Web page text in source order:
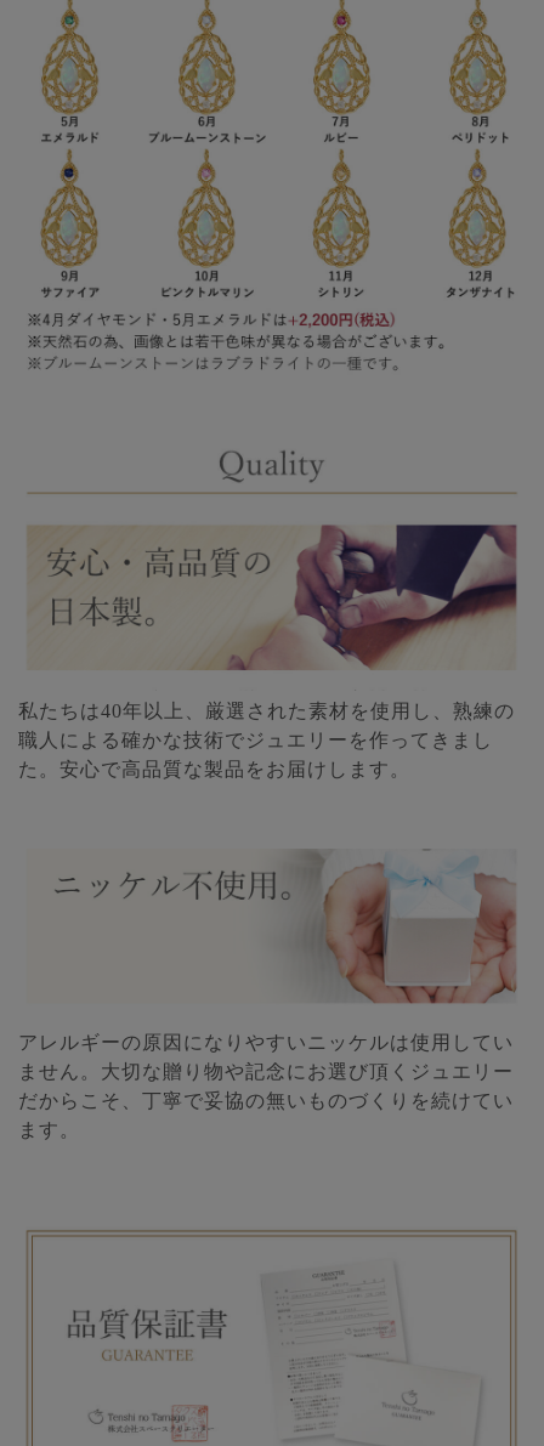
私たちは40年以上、厳選された素材を使用し、熟練の
職人による確かな技術でジュエリーを作ってきまし
た。安心で高品質な製品をお届けします。
アレルギーの原因になりやすいニッケルは使用してい
ません。大切な贈り物や記念にお選び頂くジュエリー
だからこそ、丁寧で妥協の無いものづくりを続けてい
ます。